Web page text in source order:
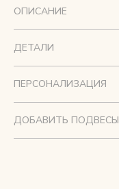
ОПИСАНИЕ
ДЕТАЛИ
ПЕРСОНАЛИЗАЦИЯ
ДОБАВИТЬ ПОДВЕСЫ